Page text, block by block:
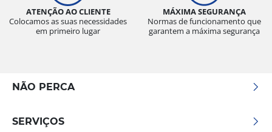
ATENÇÃO AO CLIENTE
Colocamos as suas necessidades
em primeiro lugar
MÁXIMA SEGURANÇA
Normas de funcionamento que
garantem a máxima segurança
NÃO PERCA
SERVIÇOS